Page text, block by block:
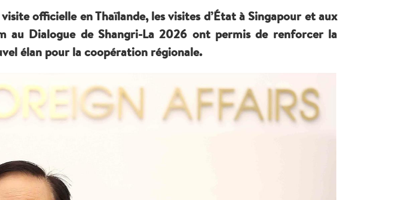
officielle en Thaïlande, les visites d’État à Singapour et aux
au Dialogue de Shangri-La 2026 ont permis de renforcer la
élan pour la coopération régionale.